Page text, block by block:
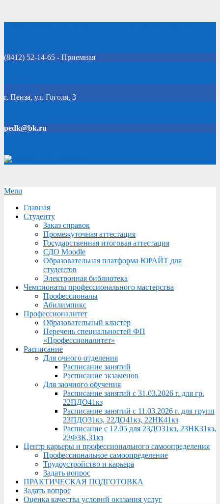
(8412) 52-14-65 - Приемная
Click Here
г. Пенза, ул. Гоголя, 3
pedk@bk.ru
Secondary
Menu
Menu
Главная
Студенту
Заказ справок
Промежуточная аттестация
Государственная итоговая аттестация
СДО Moodle
Образовательная платформа ЮРАЙТ для
студентов
Электронная библиотека
Чемпионаты профессионального мастерства
Профессионалы
Абилимпикс
Профессионалитет
Образовательный кластер
Перечень специальностей ФП
«Профессионалитет»
Расписание
Для очного отделения
Расписание занятий
Расписание экзаменов
Для заочного обучения
Расписание занятий с 31.03.2026 г. для гр.
22ПДО41кз
Расписание занятий с 11.03.2026 г. для групп
23ПДО31кз, 22ДО41кз, 22НК41кз
Расписание с 12.05 для 23ДО31кз, 23НК31кз,
23ФЗК,31кз
Центр карьеры и профессионального самоопределения
Профессиональное самоопределение
Трудоустройство и карьера
Задать вопрос
ПРАКТИЧЕСКАЯ ПОДГОТОВКА
Задать вопрос
Оценка качества условий оказания услуг